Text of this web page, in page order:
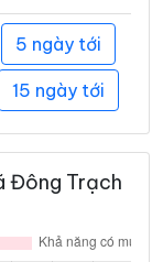
5 ngày tới
15 ngày tới
Đông Trạch